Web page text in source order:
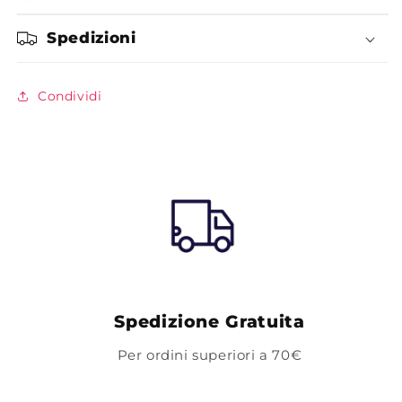
Spedizioni
Condividi
Spedizione Gratuita
Per ordini superiori a 70€